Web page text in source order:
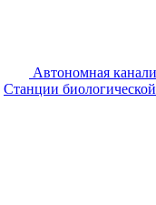
Автономная
Станции